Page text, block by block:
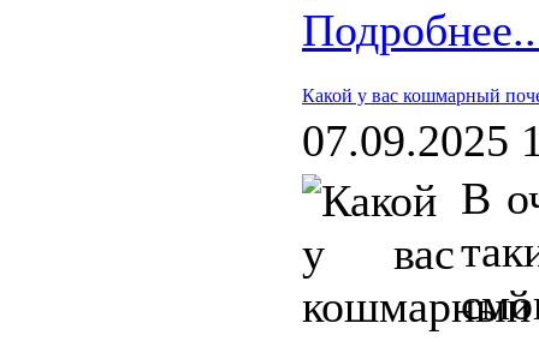
Какой у вас кошмарный
07.09.2025
В